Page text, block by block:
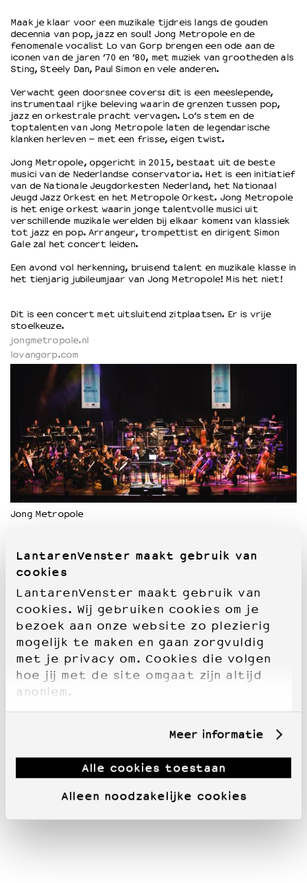
LantarenVenster maakt gebruik van
cookies
LantarenVenster maakt gebruik van
cookies. Wij gebruiken cookies om je
bezoek aan onze website zo plezierig
mogelijk te maken en gaan zorgvuldig
met je privacy om. Cookies die volgen
hoe jij met de site omgaat zijn altijd
anoniem.
Meer informatie
Alle cookies toestaan
Alleen noodzakelijke cookies
OVER LANTARENVENSTER
Wat we doen
Werken bij
Word vriend
Historie
Partners
Privacyverklaring
Integriteits- en gedragscode
Duurzaamheid
Culturele boycot Israël
Ruimte voor artistieke vrijheid – VNPF
Maak je klaar voor een muzikale tijdreis langs de gouden
decennia van pop, jazz en soul! Jong Metropole en de
fenomenale vocalist Lo van Gorp brengen een ode aan de
iconen van de jaren ’70 en ’80, met muziek van grootheden als
Sting, Steely Dan, Paul Simon en vele anderen.
Verwacht geen doorsnee covers: dit is een meeslepende,
instrumentaal rijke beleving waarin de grenzen tussen pop,
jazz en orkestrale pracht vervagen. Lo’s stem en de
toptalenten van Jong Metropole laten de legendarische
klanken herleven – met een frisse, eigen twist.
Jong Metropole, opgericht in 2015, bestaat uit de beste
musici van de Nederlandse conservatoria. Het is een initiatief
van de Nationale Jeugdorkesten Nederland, het Nationaal
Jeugd Jazz Orkest en het Metropole Orkest. Jong Metropole
is het enige orkest waarin jonge talentvolle musici uit
verschillende muzikale werelden bij elkaar komen: van klassiek
tot jazz en pop. Arrangeur, trompettist en dirigent Simon
Gale zal het concert leiden.
Een avond vol herkenning, bruisend talent en muzikale klasse in
het tienjarig jubileumjaar van Jong Metropole! Mis het niet!
Dit is een concert met uitsluitend zitplaatsen. Er is vrije
stoelkeuze.
jongmetropole.nl
lovangorp.com
Jong Metropole